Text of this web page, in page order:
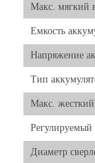
Макс. мягкий
Емкость
Напряжение
Тип
Макс.
Диаметр